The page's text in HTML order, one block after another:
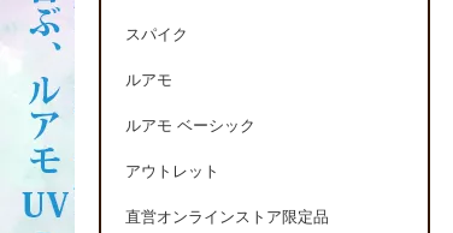
スパイク
ルアモ
ルアモ ベーシック
アウトレット
直営オンラインストア限定品